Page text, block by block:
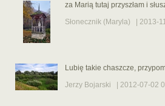
za Marią tutaj przyszłam i
Słonecznik (Maryla) | 2013-
Lubię takie chaszcze,
Jerzy Bojarski | 2012-07-02